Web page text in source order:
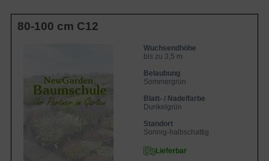
80-100 cm C12
Wuchsendhöhe
bis zu 3,5 m
Belaubung
Sommergrün
Blatt- / Nadelfarbe
Dunkelgrün
Standort
Sonnig-halbschattig
Lieferbar